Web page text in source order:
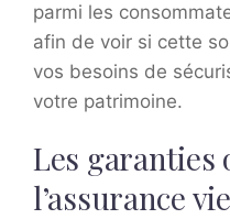
parmi les
afin de voir si cette
vos besoins de
votre patrimoine.
Les garanties
l’assurance